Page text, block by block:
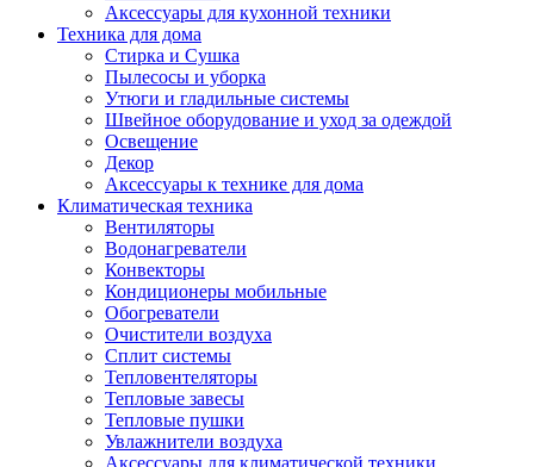
Аксессуары для кухонной техники
Техника для дома
Стирка и Сушка
Пылесосы и уборка
Утюги и гладильные системы
Швейное оборудование и уход за одеждой
Освещение
Декор
Аксессуары к технике для дома
Климатическая техника
Вентиляторы
Водонагреватели
Конвекторы
Кондиционеры мобильные
Обогреватели
Очистители воздуха
Сплит системы
Тепловентеляторы
Тепловые завесы
Тепловые пушки
Увлажнители воздуха
Аксессуары для климатической техники